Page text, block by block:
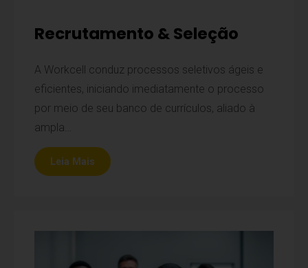
Recrutamento & Seleção
A Workcell conduz processos seletivos ágeis e
eficientes, iniciando imediatamente o processo
por meio de seu banco de currículos, aliado à
ampla…
Leia Mais